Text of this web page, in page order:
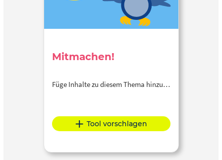
Mitmachen!
Füge Inhalte zu diesem Thema hinzu…
Tool vorschlagen